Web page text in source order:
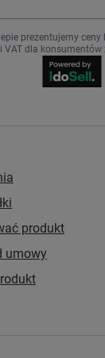
prezentujemy ceny
VAT dla konsumentów
produkt
umowy